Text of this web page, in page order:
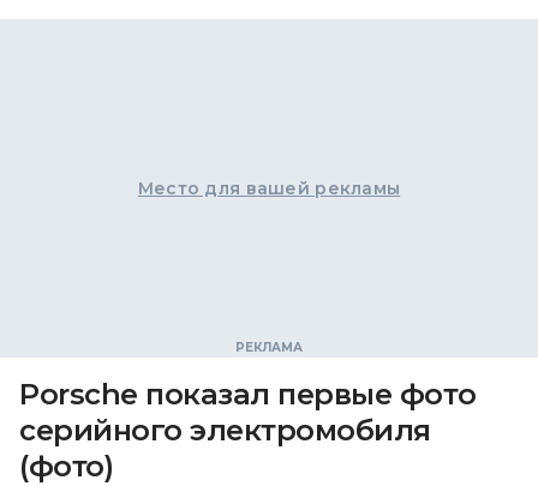
Место для вашей рекламы
Porsche показал первые фото
серийного электромобиля
(фото)